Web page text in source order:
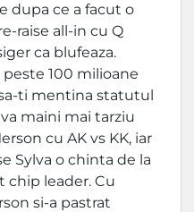
dupa ce a facut o
raise all-in cu Q
ca blufeaza.
100 milioane
ti mentina statutul
maini mai tarziu
cu AK vs KK, iar
Sylva o chinta de la
chip leader. Cu
si-a pastrat